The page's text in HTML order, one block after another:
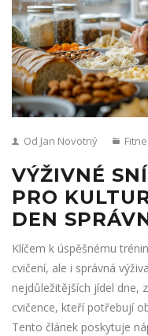
Od Jan Novotný
VÝŽIVNÉ
PRO
DEN
Klíčem k úspěšnému
cvičení, ale i správná
nejdůležitějších jídel dne,
cvičence, kteří potřebují
Tento článek poskytuje